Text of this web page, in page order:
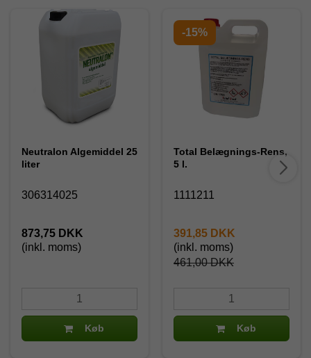
Neutralon Algemiddel 25
liter
306314025
873,75 DKK
(inkl. moms)
Køb
-15%
Total Belægnings-Rens,
5 l.
1111211
461,00 DKK
391,85 DKK
(inkl. moms)
Køb